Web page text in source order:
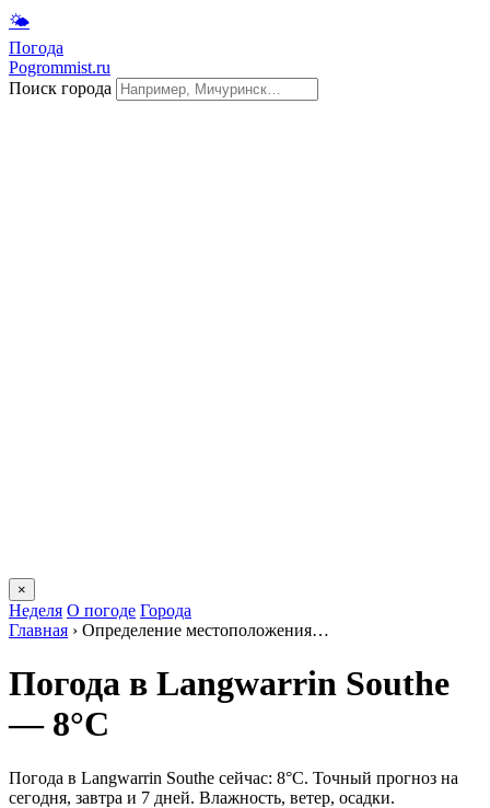
🌤
Погода
Pogrommist.ru
Поиск города
×
Неделя О погоде Города
Главная › Определение местоположения…
Погода в Langwarrin Southе
— 8°C
Погода в Langwarrin Southе сейчас: 8°C. Точный прогноз на
сегодня, завтра и 7 дней. Влажность, ветер, осадки.